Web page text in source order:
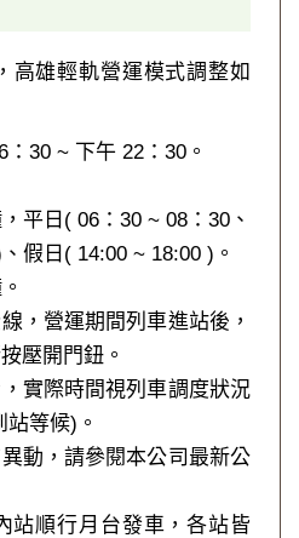
高雄輕軌營運模式調整如
30 ~ 下午 22：30。
平日( 06：30 ~ 08：30、
假日( 14:00 ~ 18:00 )。
，營運期間列車進站後，
壓開門鈕。
實際時間視列車調度狀況
等候)。
動，請參閱本公司最新公
站順行月台發車，各站皆